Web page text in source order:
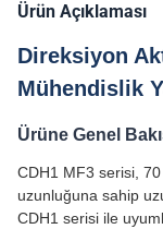
Ürün Açıklaması
Direksiyon
Mühendislik
Ürüne Genel
CDH1 MF3 serisi,
uzunluğuna sahip
CDH1 serisi ile